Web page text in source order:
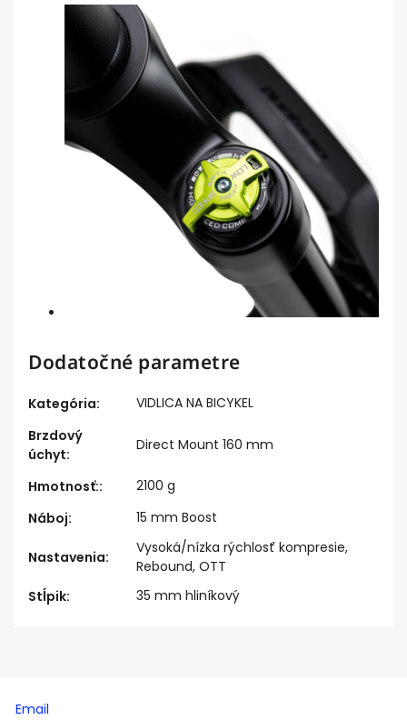
Dodatočné parametre
Kategória:
VIDLICA NA BICYKEL
Brzdový
úchyt:
Direct Mount 160 mm
Hmotnosť::
2100 g
Náboj: 15 mm Boost
Nastavenia:
Vysoká/nízka rýchlosť kompresie,
Rebound, OTT
Stĺpik: 35 mm hliníkový
Email